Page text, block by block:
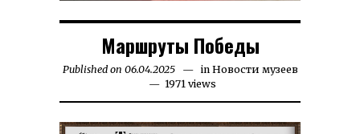
Маршруты Победы
Published on 06.04.202506.05.2025
in Новости музеев
1971 views